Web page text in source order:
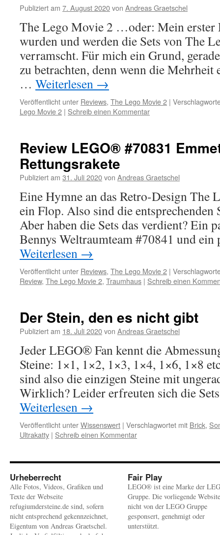
Publiziert am 7. August 2020von Andreas Graetschel
The Lego Movie 2 …oder: Mein
wurden und werden die Sets von The
verramscht. Für mich ein Grund,
zu betrachten, denn wenn die Mehrheit
… Weiterlesen →
Veröffentlicht unter Reviews, The Lego Movie 2 |
Lego Movie 2 | Schreib einen Kommentar
Review LEGO® #70831
Rettungsrakete
Publiziert am 31. Juli 2020von Andreas Graetschel
Eine Hymne an das Retro-Design The
ein Flop. Also sind die entsprechenden
Aber haben die Sets das verdient? Ein
Bennys Weltraumteam #70841 und
Weiterlesen →
Veröffentlicht unter Reviews, The Lego Movie 2 |
Review, The Lego Movie 2, Traumhaus | Schreib einen
Der Stein, den es nicht gibt
Publiziert am 18. Juli 2020von Andreas Graetschel
Jeder LEGO® Fan kennt die
Steine: 1×1, 1×2, 1×3, 1×4, 1×6, 1×8
sind also die einzigen Steine mit
Wirklich? Leider erfreuten sich die
Weiterlesen →
Veröffentlicht unterWissenswert | Verschlagwortet mit Brick,
Ultrakatty | Schreib einen Kommentar
Urheberrecht
Alle Fotos, Videos, Grafiken und
Texte der Webseite
refugiumdersteine.de sind, sofern
nicht entsprechend gekennzeichnet,
Eigentum von Andreas Graetschel.
Fair Play
LEGO® ist eine Marke der
Gruppe. Die vorliegende
nicht von der LEGO Gruppe
gesponsert, genehmigt oder
unterstützt.